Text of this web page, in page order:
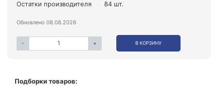
Остатки производителя 84 шт.
Обновлено 08.08.2026
- + В КОРЗИНУ
Подборки товаров: